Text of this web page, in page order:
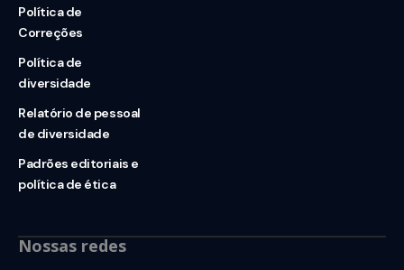
Política de
Correções
Política de
diversidade
Relatório de pessoal
de diversidade
Padrões editoriais e
política de ética
Nossas redes